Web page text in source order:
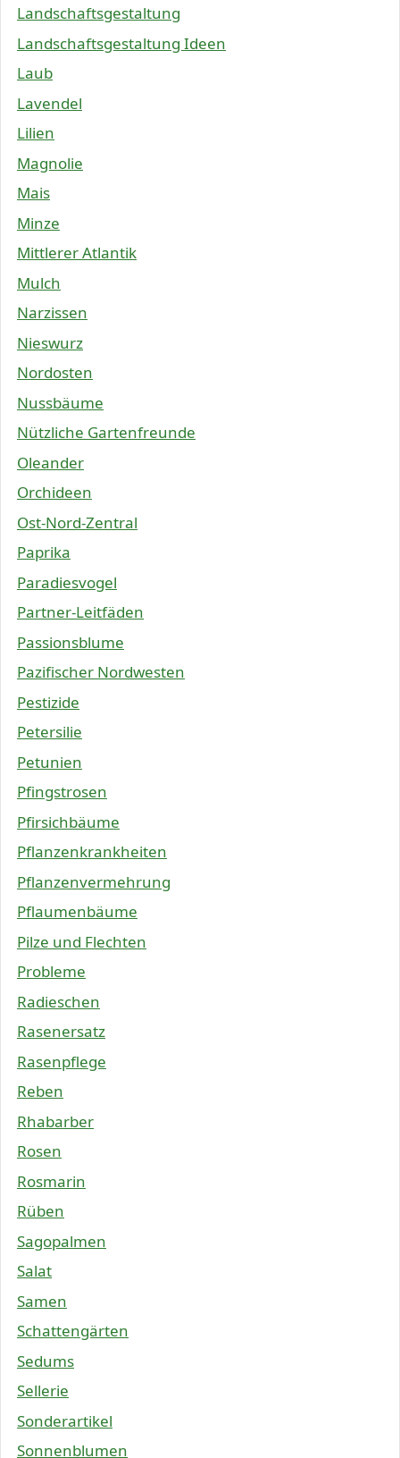
Landschaftsgestaltung
Landschaftsgestaltung Ideen
Laub
Lavendel
Lilien
Magnolie
Mais
Minze
Mittlerer Atlantik
Mulch
Narzissen
Nieswurz
Nordosten
Nussbäume
Nützliche Gartenfreunde
Oleander
Orchideen
Ost-Nord-Zentral
Paprika
Paradiesvogel
Partner-Leitfäden
Passionsblume
Pazifischer Nordwesten
Pestizide
Petersilie
Petunien
Pfingstrosen
Pfirsichbäume
Pflanzenkrankheiten
Pflanzenvermehrung
Pflaumenbäume
Pilze und Flechten
Probleme
Radieschen
Rasenersatz
Rasenpflege
Reben
Rhabarber
Rosen
Rosmarin
Rüben
Sagopalmen
Salat
Samen
Schattengärten
Sedums
Sellerie
Sonderartikel
Sonnenblumen